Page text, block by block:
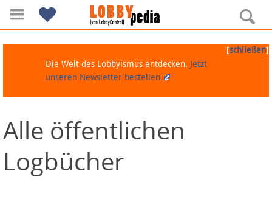
Navigation
Über Lobbypedia
[schließen]
Die Welt des Lobbyismus entdecken. Jetzt
unseren Newsletter bestellen.
Alle öffentlichen
Logbücher